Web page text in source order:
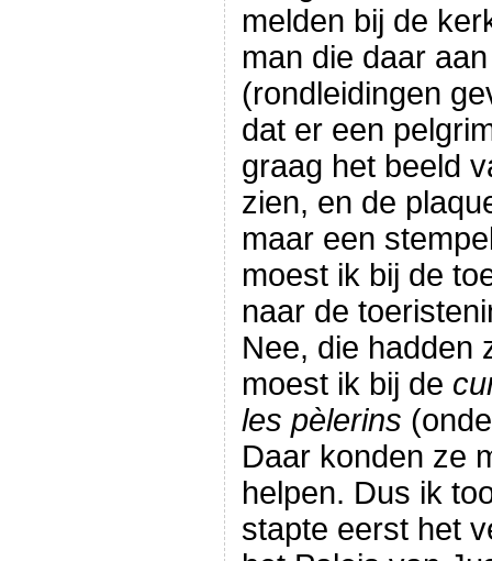
melden bij de
man die daar
(rondleidingen
dat er een
graag het beeld
zien, en de
maar een
moest ik bij de
naar de
Nee, die hadden
moest ik bij de
les pèlerins
Daar konden ze
helpen. Dus ik
stapte eerst het